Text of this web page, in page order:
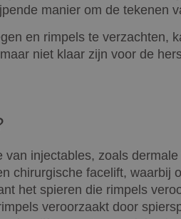
manier om de tekenen
en rimpels te verzachten,
niet klaar zijn voor de
injectables, zoals
chirurgische facelift,
het spieren die rimpels
veroorzaakt door